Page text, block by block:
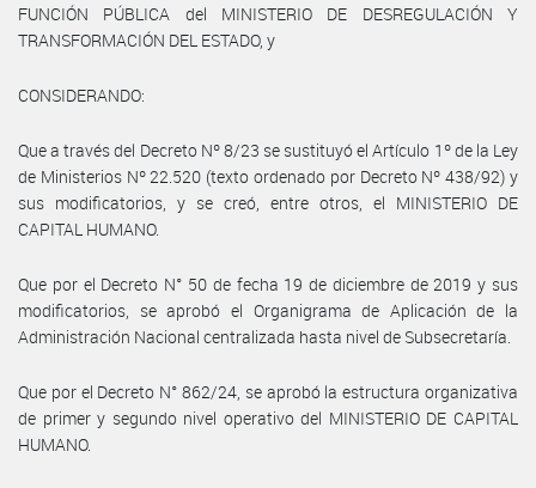
FUNCIÓN PÚBLICA del MINISTERIO DE DESREGULACIÓN Y
TRANSFORMACIÓN DEL ESTADO, y
CONSIDERANDO:
Que a través del Decreto Nº 8/23 se sustituyó el Artículo 1º de la Ley
de Ministerios Nº 22.520 (texto ordenado por Decreto Nº 438/92) y
sus modificatorios, y se creó, entre otros, el MINISTERIO DE
CAPITAL HUMANO.
Que por el Decreto N° 50 de fecha 19 de diciembre de 2019 y sus
modificatorios, se aprobó el Organigrama de Aplicación de la
Administración Nacional centralizada hasta nivel de Subsecretaría.
Que por el Decreto N° 862/24, se aprobó la estructura organizativa
de primer y segundo nivel operativo del MINISTERIO DE CAPITAL
HUMANO.